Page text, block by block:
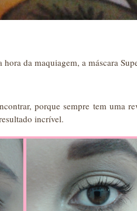
da maquiagem, a máscara
porque sempre tem uma
incrível.